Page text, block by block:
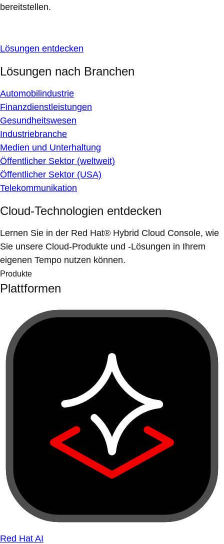
bereitstellen.
Lösungen entdecken
Lösungen nach Branchen
Automobilindustrie
Finanzdienstleistungen
Gesundheitswesen
Industriebranche
Medien und Unterhaltung
Öffentlicher Sektor (weltweit)
Öffentlicher Sektor (USA)
Telekommunikation
Cloud-Technologien entdecken
Lernen Sie in der Red Hat® Hybrid Cloud Console, wie
Sie unsere Cloud-Produkte und -Lösungen in Ihrem
eigenen Tempo nutzen können.
Produkte
Plattformen
Red Hat AI